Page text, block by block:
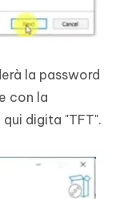
la password
con la
digita "TFT".